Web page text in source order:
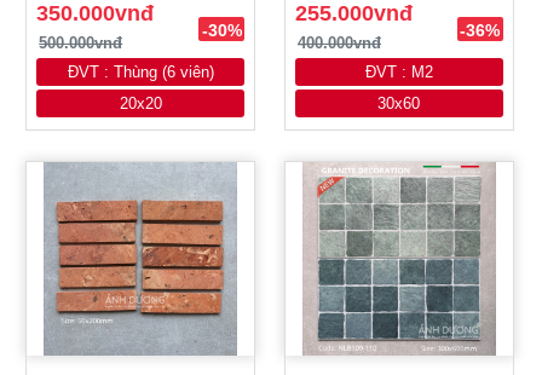
350.000vnđ
500.000vnđ
-30%
ĐVT : Thùng (6 viên)
20x20
255.000vnđ
400.000vnđ
-36%
ĐVT : M2
30x60